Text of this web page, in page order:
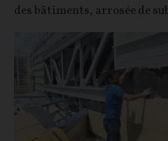
des bâtiments, arrosée de